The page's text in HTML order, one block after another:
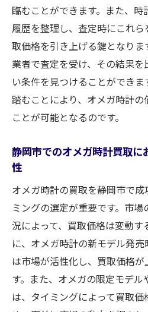
静岡市での査定士の
プロの査定士が教え
見分け方
良い査定士を選ぶた
査定士選びが成約率
時計の状態チェック！静
成功させるポイント
オメガ時計の状態別
ナンス方法
状態チェックリスト
は
静岡市でのオメガ時
評価基準
時計の状態を改善す
イス
臨むことができます。また、
履歴を整理し、査定時にこれ
取価格を引き上げる鍵となり
業者で査定を受け、その結果
い条件を見つけることができ
踏むことにより、オメガ時計
ことが可能となるのです。
静岡市でのオメガ時計買取に
性
オメガ時計の買取を静岡市で
ミングの選定が重要です。市
況によって、買取価格は変動す
に、オメガ時計の新モデル発
は市場が活性化し、買取価格
す。また、オメガの限定モデ
は、タイミングによって買取